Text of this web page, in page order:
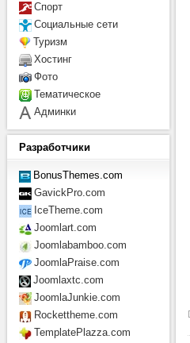
Спорт
Социальные сети
Туризм
Хостинг
Фото
Тематическое
Админки
Разработчики
BonusThemes.com
GavickPro.com
IceTheme.com
Joomlart.com
Joomlabamboo.com
JoomlaPraise.com
Joomlaxtc.com
JoomlaJunkie.com
Rockettheme.com
TemplatePlazza.com